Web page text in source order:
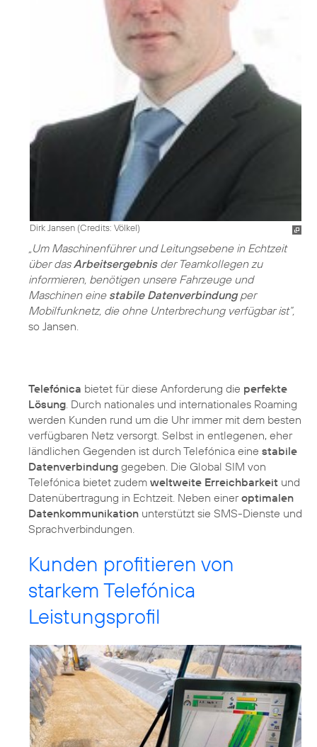
Dirk Jansen (Credits: Völkel)
„Um Maschinenführer und Leitungsebene in Echtzeit
über dasArbeitsergebnisder Teamkollegen zu
informieren, benötigen unsere Fahrzeuge und
Maschinen eine stabile Datenverbindungper
Mobilfunknetz, die ohne Unterbrechung verfügbar ist“,
so Jansen.
Telefónica bietet für diese Anforderung die perfekte
Lösung . Durch nationales und internationales Roaming
werden Kunden rund um die Uhr immer mit dem besten
verfügbaren Netz versorgt. Selbst in entlegenen, eher
ländlichen Gegenden ist durch Telefónica eine stabile
Datenverbindung gegeben. Die Global SIM von
Telefónica bietet zudem weltweite Erreichbarkeit und
Datenübertragung in Echtzeit. Neben eineroptimalen
Datenkommunikation unterstützt sie SMS-Dienste und
Sprachverbindungen.
Kunden profitieren von
starkem Telefónica
Leistungsprofil